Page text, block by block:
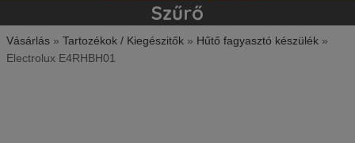
Szűrő
Vásárlás » Tartozékok / Kiegészitők » Hűtő fagyasztó készülék »
Electrolux E4RHBH01